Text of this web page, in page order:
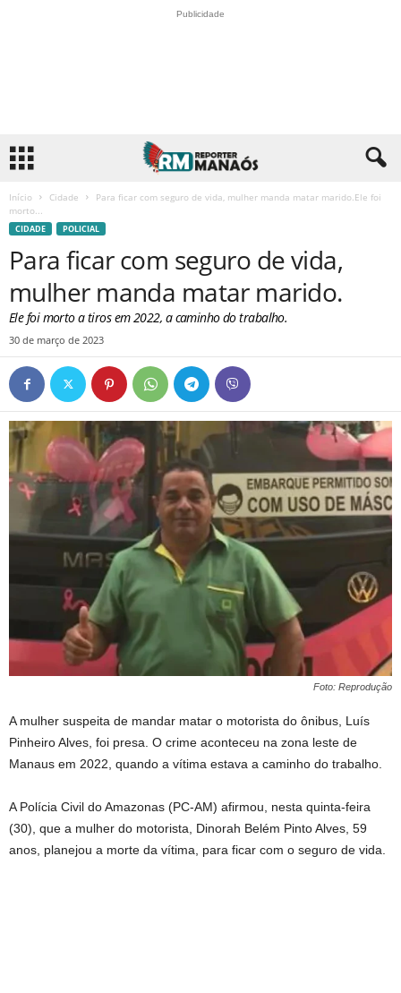
Publicidade
Início Cidade
Para ficar com seguro de vida, mulher manda matar marido.Ele foi
morto...
CIDADE POLICIAL
Para ficar com seguro de vida,
mulher manda matar marido.
Ele foi morto a tiros em 2022, a caminho do trabalho.
30 de março de 2023
Foto: Reprodução
A mulher suspeita de mandar matar o motorista do ônibus, Luís
Pinheiro Alves, foi presa. O crime aconteceu na zona leste de
Manaus em 2022, quando a vítima estava a caminho do trabalho.
A Polícia Civil do Amazonas (PC-AM) afirmou, nesta quinta-feira
(30), que a mulher do motorista, Dinorah Belém Pinto Alves, 59
anos, planejou a morte da vítima, para ficar com o seguro de vida.